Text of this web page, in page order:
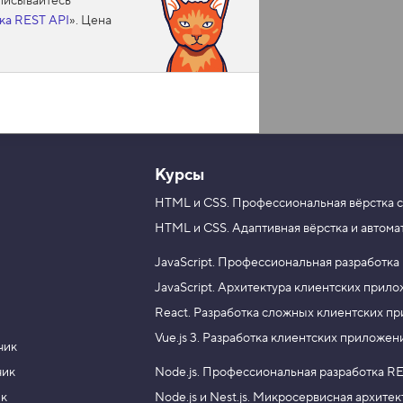
REST API». Цена
Курсы
HTML и CSS. Профессиональная вёрстка
HTML и CSS. Адаптивная вёрстка и
JavaScript. Профессиональная
JavaScript. Архитектура клиентских
React. Разработка сложных клиентских
Vue.js 3. Разработка клиентских
Node.js. Профессиональная разработка
Node.js и Nest.js. Микросервисная